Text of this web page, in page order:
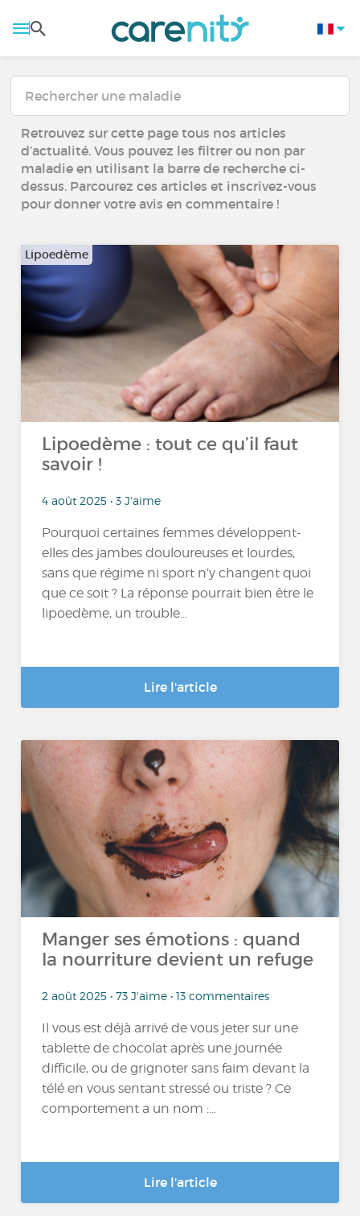
Retrouvez sur cette page tous nos articles
d’actualité. Vous pouvez les filtrer ou non par
maladie en utilisant la barre de recherche ci-
dessus. Parcourez ces articles et inscrivez-vous
pour donner votre avis en commentaire !
Lipoedème
Lipoedème : tout ce qu’il faut
savoir !
4 août 2025 • 3 J'aime
Pourquoi certaines femmes développent-
elles des jambes douloureuses et lourdes,
sans que régime ni sport n’y changent quoi
que ce soit ? La réponse pourrait bien être le
lipoedème, un trouble...
Lire l'article
Manger ses émotions : quand
la nourriture devient un refuge
2 août 2025 • 73 J'aime • 13 commentaires
Il vous est déjà arrivé de vous jeter sur une
tablette de chocolat après une journée
difficile, ou de grignoter sans faim devant la
télé en vous sentant stressé ou triste ? Ce
comportement a un nom :...
Lire l'article